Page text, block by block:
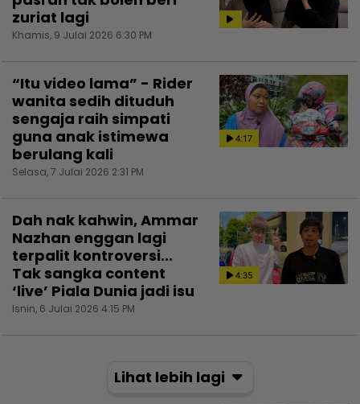
zuriat lagi
Khamis, 9 Julai 2026 6:30 PM
4:17
“Itu video lama” - Rider
wanita sedih dituduh
sengaja raih simpati
guna anak istimewa
berulang kali
Selasa, 7 Julai 2026 2:31 PM
4:35
Dah nak kahwin, Ammar
Nazhan enggan lagi
terpalit kontroversi...
Tak sangka content
‘live’ Piala Dunia jadi isu
Isnin, 6 Julai 2026 4:15 PM
Lihat lebih lagi